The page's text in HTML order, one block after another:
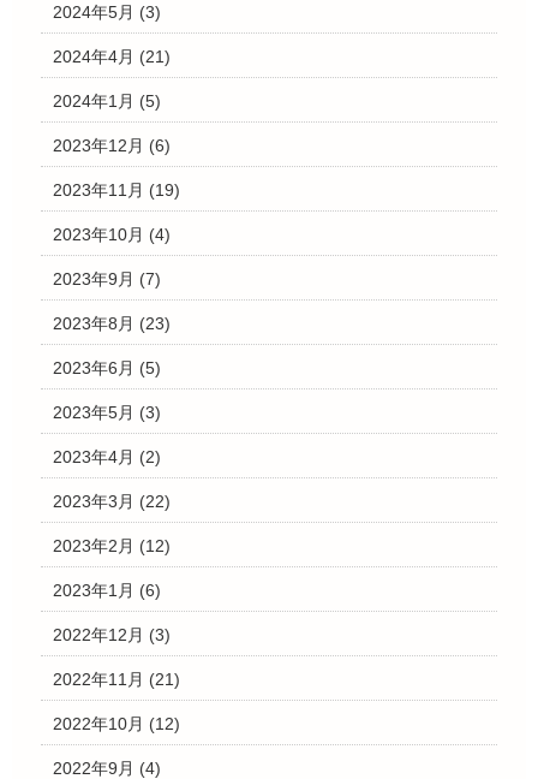
2024年5月 (3)
2024年4月 (21)
2024年1月 (5)
2023年12月 (6)
2023年11月 (19)
2023年10月 (4)
2023年9月 (7)
2023年8月 (23)
2023年6月 (5)
2023年5月 (3)
2023年4月 (2)
2023年3月 (22)
2023年2月 (12)
2023年1月 (6)
2022年12月 (3)
2022年11月 (21)
2022年10月 (12)
2022年9月 (4)